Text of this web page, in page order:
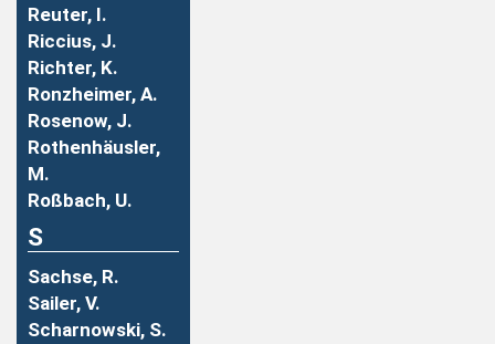
Reuter, I.
Riccius, J.
Richter, K.
Ronzheimer, A.
Rosenow, J.
Rothenhäusler,
M.
Roßbach, U.
S
Sachse, R.
Sailer, V.
Scharnowski, S.